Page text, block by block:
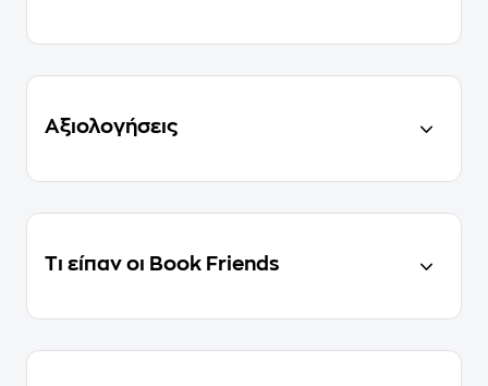
Αξιολογήσεις
Τι είπαν οι Book Friends